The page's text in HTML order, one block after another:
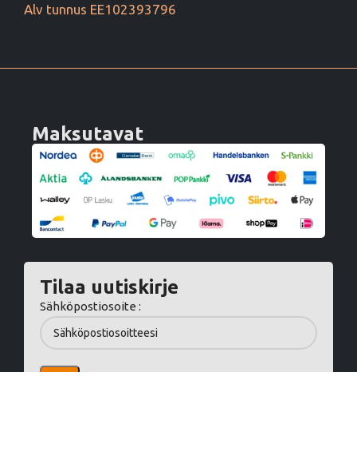
Alv tunnus EE102393796
Maksutavat
Tilaa uutiskirje
Sähköpostiosoite :